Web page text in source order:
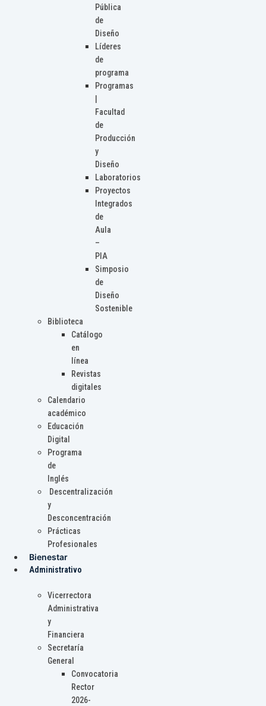
Pública
de
Diseño
Líderes
de
programa
Programas
Facultad
de
Producción
y
Diseño
Laboratorios
Proyectos
Integrados
de
Aula
–
PIA
Simposio
de
Diseño
Sostenible
Biblioteca
Catálogo
en
línea
Revistas
digitales
Calendario
académico
Educación
Digital
Programa
de
Inglés
Descentralización
y
Desconcentración
Prácticas
Profesionales
Bienestar
Administrativo
Vicerrectora
Administrativa
y
Financiera
Secretaría
General
Convocatoria
Rector
2026-